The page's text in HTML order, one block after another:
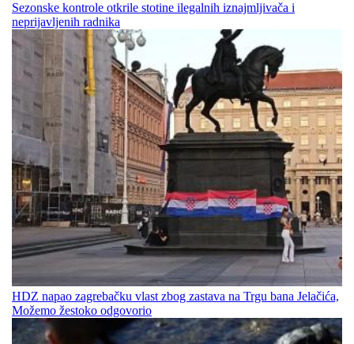
Sezonske kontrole otkrile stotine ilegalnih iznajmljivača i
neprijavljenih radnika
HDZ napao zagrebačku vlast zbog zastava na Trgu bana Jelačića,
Možemo žestoko odgovorio